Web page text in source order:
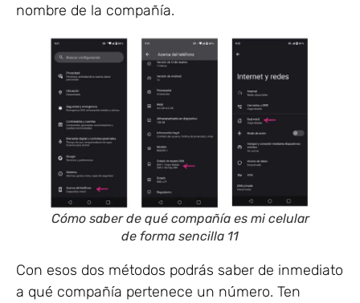
nombre de la compañía.
Cómo saber de qué compañía es mi celular
de forma sencilla 11
Con esos dos métodos podrás saber de inmediato
a qué compañía pertenece un número. Ten